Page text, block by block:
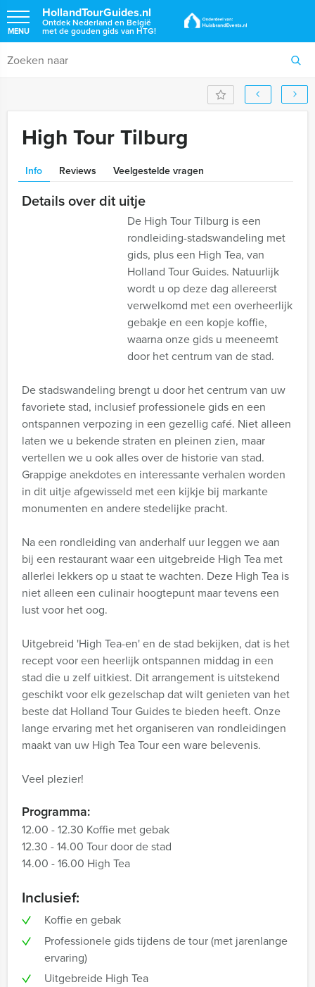
HollandTourGuides.nl
Ontdek Nederland en België
met de gouden gids van HTG!
MENU
High Tour Tilburg
Info Reviews Veelgestelde vragen
Details over dit uitje
De High Tour Tilburg is een
rondleiding-stadswandeling met
gids, plus een High Tea, van
Holland Tour Guides. Natuurlijk
wordt u op deze dag allereerst
verwelkomd met een overheerlijk
gebakje en een kopje koffie,
waarna onze gids u meeneemt
door het centrum van de stad.
De stadswandeling brengt u door het centrum van uw
favoriete stad, inclusief professionele gids en een
ontspannen verpozing in een gezellig café. Niet alleen
laten we u bekende straten en pleinen zien, maar
vertellen we u ook alles over de historie van stad.
Grappige anekdotes en interessante verhalen worden
in dit uitje afgewisseld met een kijkje bij markante
monumenten en andere stedelijke pracht.
Na een rondleiding van anderhalf uur leggen we aan
bij een restaurant waar een uitgebreide High Tea met
allerlei lekkers op u staat te wachten. Deze High Tea is
niet alleen een culinair hoogtepunt maar tevens een
lust voor het oog.
Uitgebreid 'High Tea-en' en de stad bekijken, dat is het
recept voor een heerlijk ontspannen middag in een
stad die u zelf uitkiest. Dit arrangement is uitstekend
geschikt voor elk gezelschap dat wilt genieten van het
beste dat Holland Tour Guides te bieden heeft. Onze
lange ervaring met het organiseren van rondleidingen
maakt van uw High Tea Tour een ware belevenis.
Veel plezier!
Programma:
12.00 - 12.30 Koffie met gebak
12.30 - 14.00 Tour door de stad
14.00 - 16.00 High Tea
Inclusief:
Koffie en gebak
Professionele gids tijdens de tour (met jarenlange
ervaring)
Uitgebreide High Tea